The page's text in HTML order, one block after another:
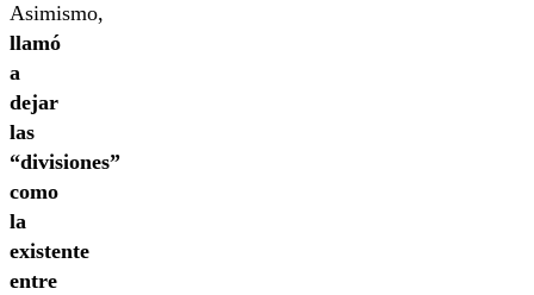
Asimismo,
llamó
a
dejar
las
“divisiones”
como
la
existente
entre